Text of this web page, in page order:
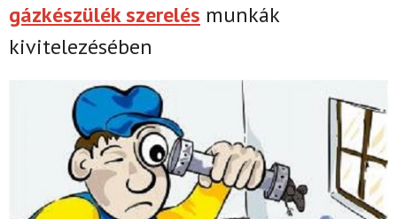
gázkészülék szerelés munkák
kivitelezésében